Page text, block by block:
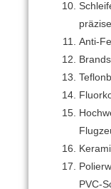
Anti-
PVC-